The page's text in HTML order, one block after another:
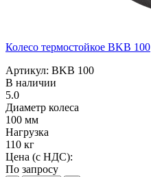
Колесо термостойкое BKB 100
Артикул: BKB 100
В наличии
5.0
Диаметр колеса
100 мм
Нагрузка
110 кг
Цена (с НДС):
По запросу